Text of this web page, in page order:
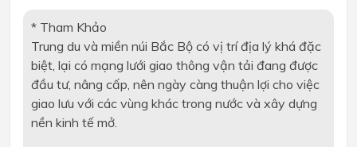
* Tham Khảo
Trung du và miền núi Bắc Bộ có vị trí địa lý khá đặc
biệt, lại có mạng lưới giao thông vận tải đang được
đầu tư, nâng cấp, nên ngày càng thuận lợi cho việc
giao lưu với các vùng khác trong nước và xây dựng
nền kinh tế mở.